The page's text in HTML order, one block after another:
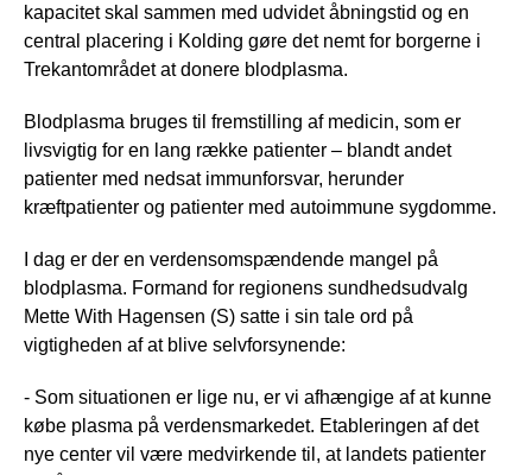
kapacitet skal sammen med udvidet åbningstid og en
central placering i Kolding gøre det nemt for borgerne i
Trekantområdet at donere blodplasma.
Blodplasma bruges til fremstilling af medicin, som er
livsvigtig for en lang række patienter – blandt andet
patienter med nedsat immunforsvar, herunder
kræftpatienter og patienter med autoimmune sygdomme.
I dag er der en verdensomspændende mangel på
blodplasma. Formand for regionens sundhedsudvalg
Mette With Hagensen (S) satte i sin tale ord på
vigtigheden af at blive selvforsynende:
- Som situationen er lige nu, er vi afhængige af at kunne
købe plasma på verdensmarkedet. Etableringen af det
nye center vil være medvirkende til, at landets patienter